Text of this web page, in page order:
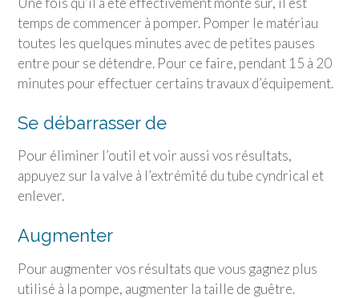
temps de commencer à pomper. Pomper le matériau
toutes les quelques minutes avec de petites pauses
entre pour se détendre. Pour ce faire, pendant 15 à 20
minutes pour effectuer certains travaux d’équipement.
Se débarrasser de
Pour éliminer l’outil et voir aussi vos résultats,
appuyez sur la valve à l’extrémité du tube cyndrical et
enlever.
Augmenter
Pour augmenter vos résultats que vous gagnez plus
utilisé à la pompe, augmenter la taille de guêtre.